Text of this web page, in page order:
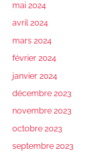
mai 2024
avril 2024
mars 2024
février 2024
janvier 2024
décembre 2023
novembre 2023
octobre 2023
septembre 2023